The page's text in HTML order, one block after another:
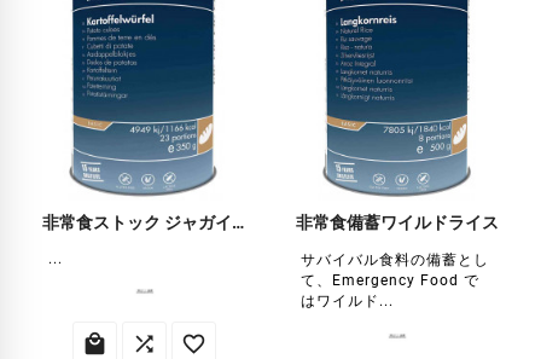
非常食ストック ジャガイモ
...
  
非常食備蓄ワイルドライス
サバイバル食料の備蓄とし
て、Emergency Food で
はワイルド...